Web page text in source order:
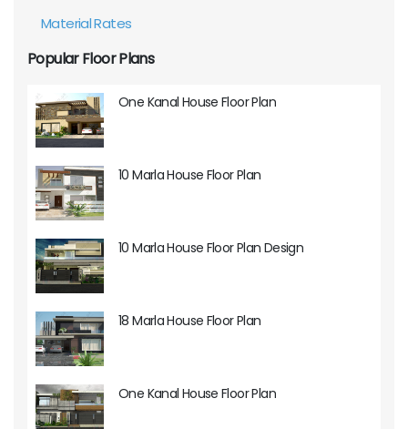
Material Rates
Popular Floor Plans
One Kanal House Floor Plan
10 Marla House Floor Plan
10 Marla House Floor Plan Design
18 Marla House Floor Plan
One Kanal House Floor Plan